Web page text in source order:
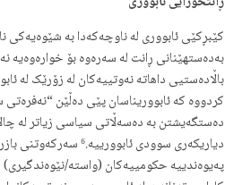
کێبڕکێی ئابووری لە ناوچەکەدا بە
بەدەستهێنانی ڕانت لە سەرەوە بۆ خوارەوەیە
باڵادەستیی داهاتە نەوتییەکان لە زۆرێک لە
کردووە کە ئابووریناسان پێی دەڵێن
دەستگەیشتن بە دەسەڵاتی سیاسی زیاتر لە
دیاریکەری سوودی
پەیوەندییە حکومییەکان (واستە/نێوەندگیری)